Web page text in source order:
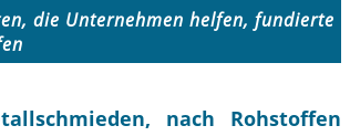
die Unternehmen helfen, fundierte
nach Rohstoffen